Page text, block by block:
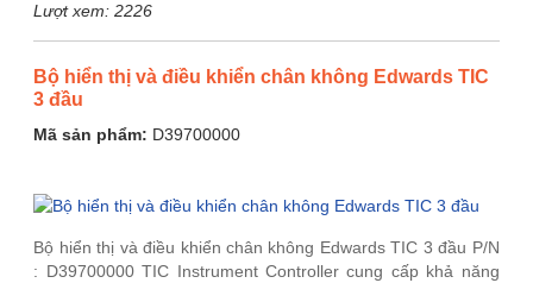
Lượt xem:2226
Bộ hiển thị và điều khiển chân không Edwards TIC
3 đầu
Mã sản phẩm: D39700000
Bộ hiển thị và điều khiển chân không Edwards TIC 3 đầu P/N
: D39700000 TIC Instrument Controller cung cấp khả năng